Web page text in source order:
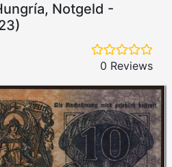
Notgeld -
0 Reviews